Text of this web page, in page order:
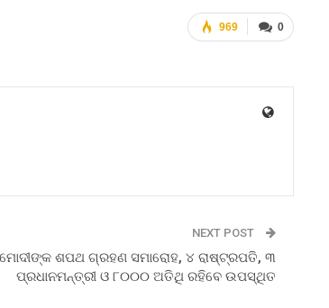
0
969
NEXT POST
ଶପଥ ଗ୍ରହଣ ସମାରୋହ, ୪ ରାଷ୍ଟ୍ରପତି, ୩
ପ୍ରଧାନମନ୍ତ୍ରୀ ଓ ୮୦୦୦ ଅତିଥି ରହିବେ ଉପସ୍ଥିତ